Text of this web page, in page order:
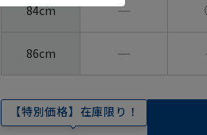
84cm ―
86cm ―
【特別価格】在庫限り！